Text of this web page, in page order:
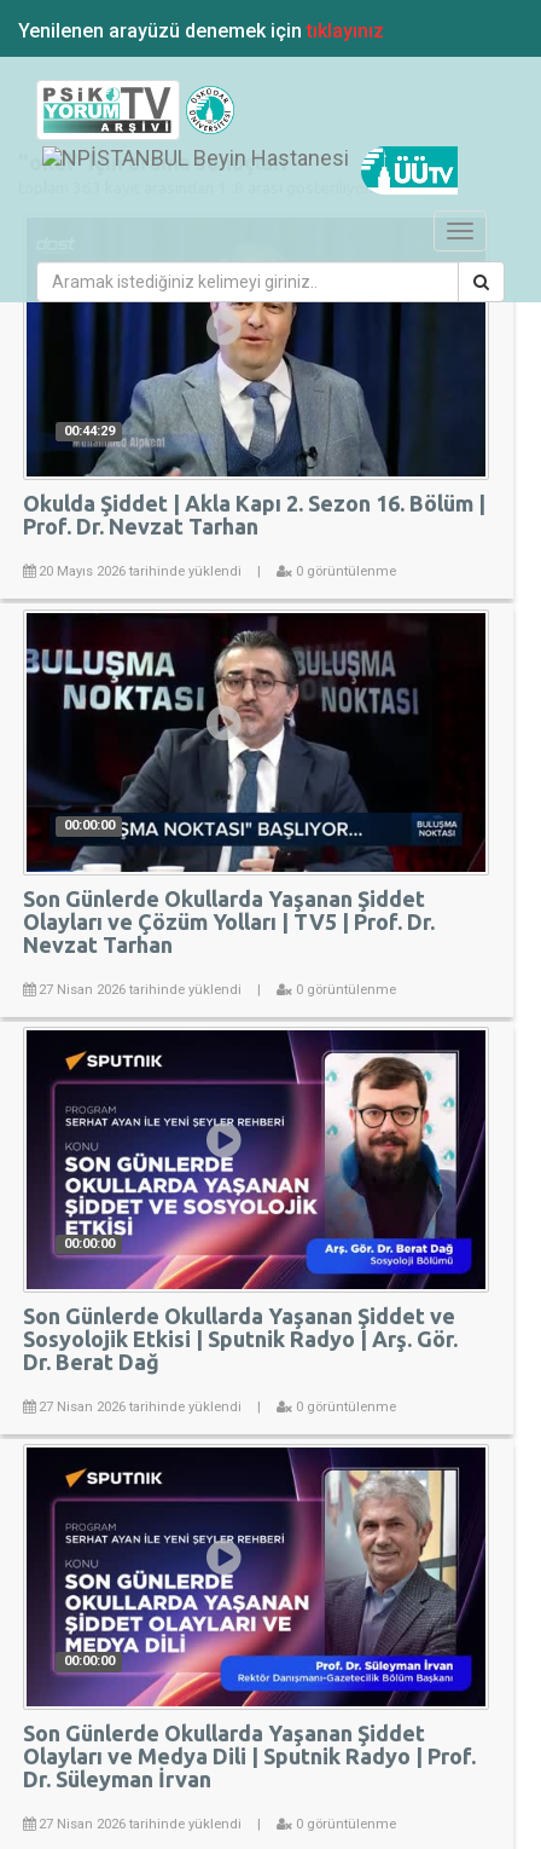
Yenilenen arayüzü denemek içintıklayınız
Toggle
navigation
"okul" için arama sonuçları
toplam 363 kayıt arasından 1..8 arası gösteriliyor.
00:44:29
Okulda Şiddet | Akla Kapı 2. Sezon 16. Bölüm |
Prof. Dr. Nevzat Tarhan
20 Mayıs 2026 tarihinde yüklendi 0 görüntülenme
00:00:00
Son Günlerde Okullarda Yaşanan Şiddet
Olayları ve Çözüm Yolları | TV5 | Prof. Dr.
Nevzat Tarhan
27 Nisan 2026 tarihinde yüklendi | 0 görüntülenme
00:00:00
Son Günlerde Okullarda Yaşanan Şiddet ve
Sosyolojik Etkisi | Sputnik Radyo | Arş. Gör.
Dr. Berat Dağ
27 Nisan 2026 tarihinde yüklendi | 0 görüntülenme
00:00:00
Son Günlerde Okullarda Yaşanan Şiddet
Olayları ve Medya Dili | Sputnik Radyo | Prof.
Dr. Süleyman İrvan
27 Nisan 2026 tarihinde yüklendi 0 görüntülenme